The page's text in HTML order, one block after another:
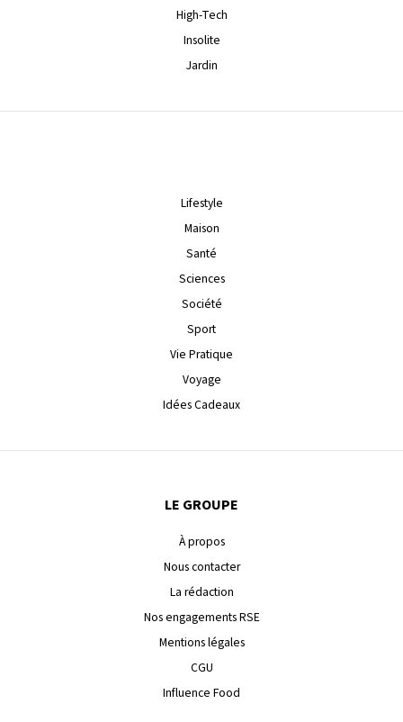
High-Tech
Insolite
Jardin
Lifestyle
Maison
Santé
Sciences
Société
Sport
Vie Pratique
Voyage
Idées Cadeaux
LE GROUPE
À propos
Nous contacter
La rédaction
Nos engagements RSE
Mentions légales
CGU
Influence Food